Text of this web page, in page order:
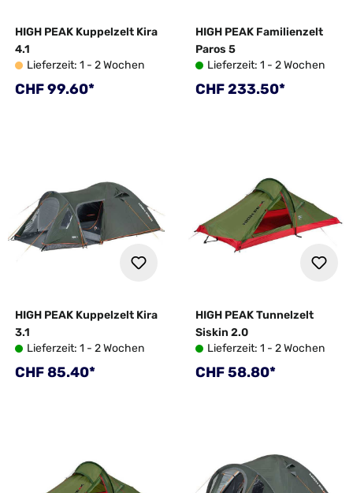
HIGH PEAK Kuppelzelt Kira
4.1
Lieferzeit: 1 - 2 Wochen
Regulärer Preis:
CHF 99.60*
HIGH PEAK Familienzelt
Paros 5
Lieferzeit: 1 - 2 Wochen
Regulärer Preis:
CHF 233.50*
HIGH PEAK Kuppelzelt Kira
3.1
Lieferzeit: 1 - 2 Wochen
Regulärer Preis:
CHF 85.40*
HIGH PEAK Tunnelzelt
Siskin 2.0
Lieferzeit: 1 - 2 Wochen
Regulärer Preis:
CHF 58.80*